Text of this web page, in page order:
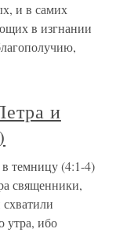
и в самих
в изгнании
и
темницу (4:1-4)
священники,
утра, ибо